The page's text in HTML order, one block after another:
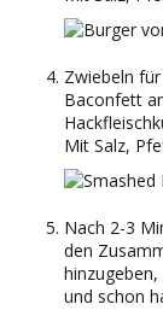
Zwiebeln
Baconfett
Mit Salz,
Nach 2-3
den
und schon